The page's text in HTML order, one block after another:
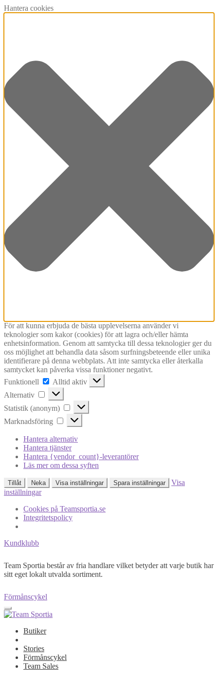
Hantera cookies
För att kunna erbjuda de bästa upplevelserna använder vi
teknologier som kakor (cookies) för att lagra och/eller hämta
enhetsinformation. Genom att samtycka till dessa teknologier ger du
oss möjlighet att behandla data såsom surfningsbeteende eller unika
identifierare på denna webbplats. Att inte samtycka eller återkalla
samtycket kan påverka vissa funktioner negativt.
Funktionell
Funktionell
Alltid aktiv
Alternativ
Alternativ
Statistik (anonym)
Statistik
(anonym)
Marknadsföring
Marknadsföring
Hantera alternativ
Hantera tjänster
Hantera {vendor_count}-leverantörer
Läs mer om dessa syften
Tillåt Neka Visa inställningar Spara inställningar
Visa
inställningar
Cookies på Teamsportia.se
Integritetspolicy
Kundklubb
Team Sportia består av fria handlare vilket betyder att varje butik har
sitt eget lokalt utvalda sortiment.
Förmånscykel
Butiker
Stories
Förmånscykel
Team Sales